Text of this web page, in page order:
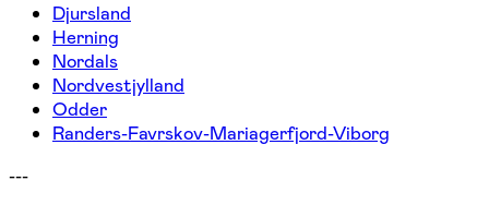
Djursland
Herning
Nordals
Nordvestjylland
Odder
Randers-Favrskov-Mariagerfjord-Viborg
---